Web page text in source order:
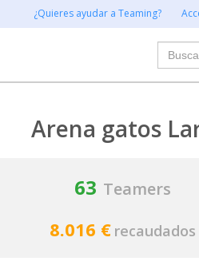
¿Quieres ayudar a Teaming?
Buscar
Arena gatos
63 Teamers
8.016 € recaudados